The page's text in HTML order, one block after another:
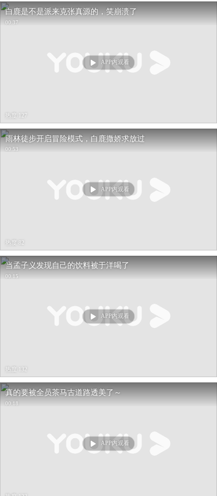
白鹿是不是派来克张真源的，笑崩溃了
00:37
APP内观看
热度 127
雨林徒步开启冒险模式，白鹿撒娇求放过
00:53
APP内观看
热度 82
当孟子义发现自己的饮料被于洋喝了
00:15
APP内观看
热度 132
真的要被全员茶马古道路透美‍了～
00:18
APP内观看